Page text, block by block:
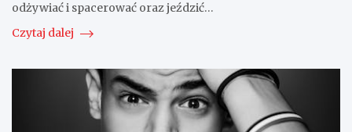
odżywiać i spacerować oraz jeździć…
Czytaj dalej